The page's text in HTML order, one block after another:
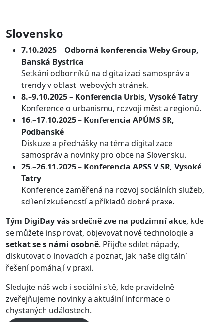
Slovensko
7.10.2025 – Odborná konferencia Weby Group,
Banská Bystrica
Setkání odborníků na digitalizaci samospráv a
trendy v oblasti webových stránek.
8.–9.10.2025 – Konferencia Urbis, Vysoké Tatry
Konference o urbanismu, rozvoji měst a regionů.
16.–17.10.2025 – Konferencia APÚMS SR,
Podbanské
Diskuze a přednášky na téma digitalizace
samospráv a novinky pro obce na Slovensku.
25.–26.11.2025 – Konferencia APSS V SR, Vysoké
Tatry
Konference zaměřená na rozvoj sociálních služeb,
sdílení zkušeností a příkladů dobré praxe.
Tým DigiDay vás srdečně zve na podzimní akce, kde
se můžete inspirovat, objevovat nové technologie a
setkat se s námi osobně. Přijďte sdílet nápady,
diskutovat o inovacích a poznat, jak naše digitální
řešení pomáhají v praxi.
Sledujte náš web i sociální sítě, kde pravidelně
zveřejňujeme novinky a aktuální informace o
chystaných událostech.